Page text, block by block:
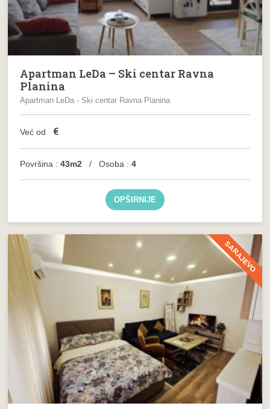
Apartman LeDa – Ski centar Ravna
Planina
Apartman LeDa - Ski centar Ravna Planina
Već od €
Površina : 43m2 / Osoba :4
OPŠIRNIJE
SARAJEVO